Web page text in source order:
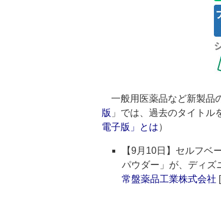
一般用医薬品など新製品
版 」では、過去のタイト
電子版」とは）
【9月10日】セルフベ
パウダー」が、ディズ
常盤薬品工業株式会社